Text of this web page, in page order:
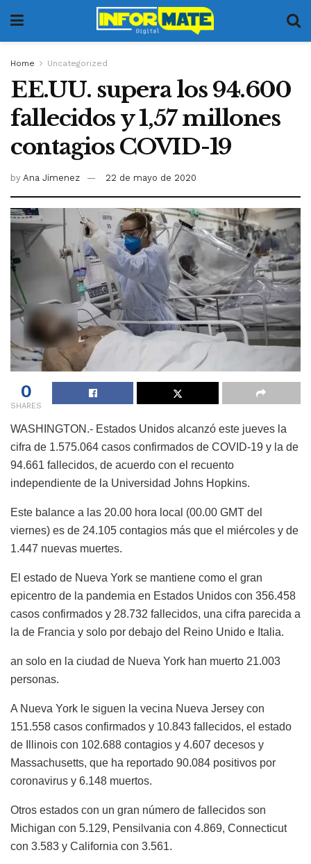
Home Uncategorized
EE.UU. supera los 94.600
fallecidos y 1,57 millones
contagios COVID-19
by Ana Jimenez 22 de mayo de 2020
0
SHARES
WASHINGTON.- Estados Unidos alcanzó este jueves la
cifra de 1.575.064 casos confirmados de COVID-19 y la de
94.661 fallecidos, de acuerdo con el recuento
independiente de la Universidad Johns Hopkins.
Este balance a las 20.00 hora local (00.00 GMT del
viernes) es de 24.105 contagios más que el miércoles y de
1.447 nuevas muertes.
El estado de Nueva York se mantiene como el gran
epicentro de la pandemia en Estados Unidos con 356.458
casos confirmados y 28.732 fallecidos, una cifra parecida a
la de Francia y solo por debajo del Reino Unido e Italia.
an solo en la ciudad de Nueva York han muerto 21.003
personas.
A Nueva York le siguen la vecina Nueva Jersey con
151.558 casos confirmados y 10.843 fallecidos, el estado
de Illinois con 102.688 contagios y 4.607 decesos y
Massachusetts, que ha reportado 90.084 positivos por
coronavirus y 6.148 muertos.
Otros estados con un gran número de fallecidos son
Michigan con 5.129, Pensilvania con 4.869, Connecticut
con 3.583 y California con 3.561.